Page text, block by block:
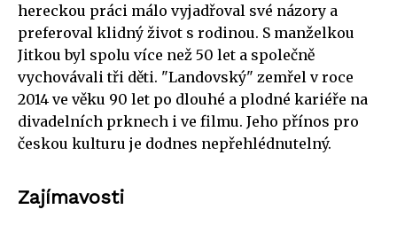
hereckou práci málo vyjadřoval své názory a
preferoval klidný život s rodinou. S manželkou
Jitkou byl spolu více než 50 let a společně
vychovávali tři děti. "Landovský" zemřel v roce
2014 ve věku 90 let po dlouhé a plodné kariéře na
divadelních prknech i ve filmu. Jeho přínos pro
českou kulturu je dodnes nepřehlédnutelný.
Zajímavosti